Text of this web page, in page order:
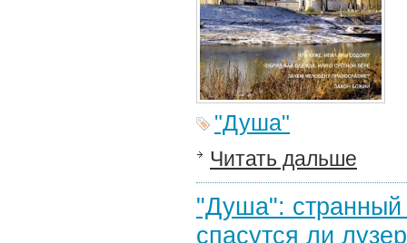
"Душа"
Читать дальше
"Душа":
спасутся ли